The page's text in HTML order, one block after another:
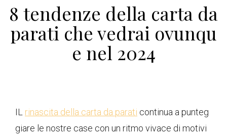
8 tendenze della carta da
parati che vedrai ovunqu
e nel 2024
IL rinascita della carta da parati continua a punteg
giare le nostre case con un ritmo vivace di motivi